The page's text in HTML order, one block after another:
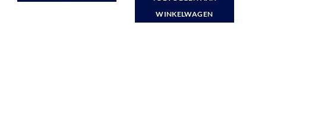
€ 128,09.€ 109,00.
WINKELWAGEN